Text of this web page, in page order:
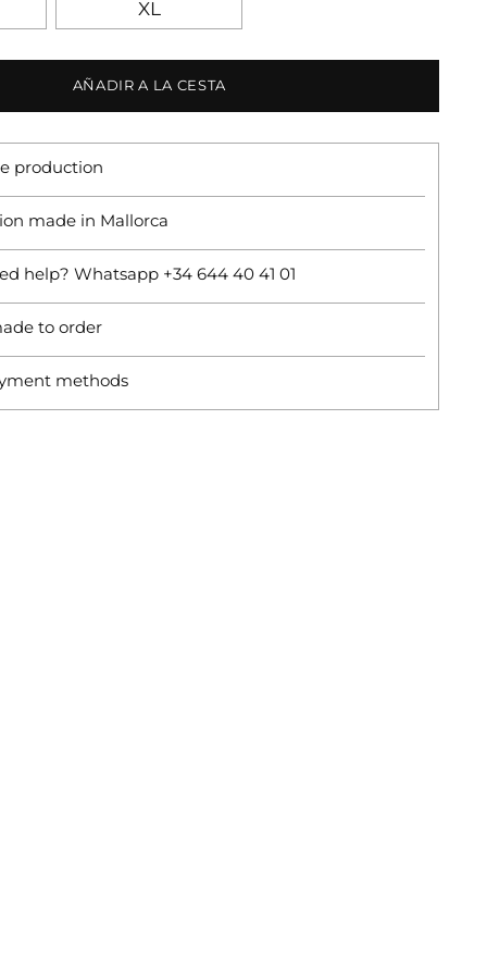
XL
AÑADIR A LA CESTA
production
made in Mallorca
help? Whatsapp +34 644 40 41 01
to order
methods